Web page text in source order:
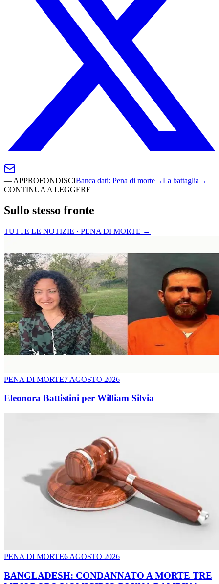
— APPROFONDISCIBanca dati: Pena di morte→La battaglia →
CONTINUA A LEGGERE
Sullo stesso fronte
TUTTE LE NOTIZIE · PENA DI MORTE →
PENA DI MORTE7 AGOSTO 2026
Eleonora Battistini per William Silvia
PENA DI MORTE6 AGOSTO 2026
BANGLADESH: CONDANNATO A MORTE TRE